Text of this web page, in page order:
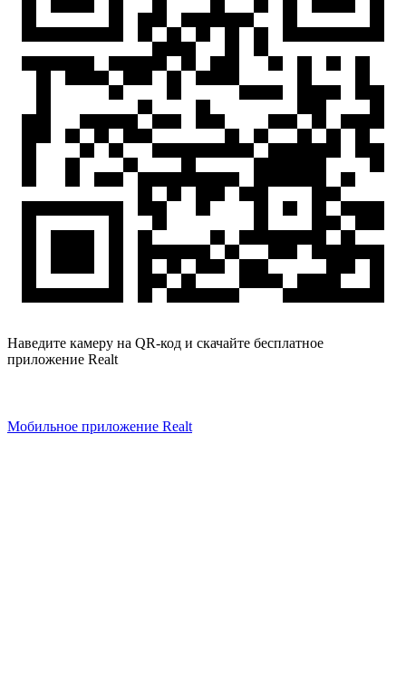
Наведите камеру на QR-код и скачайте бесплатное
приложение Realt
Мобильное приложение Realt